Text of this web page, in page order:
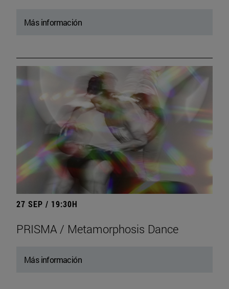
Más información
27 SEP / 19:30H
PRISMA / Metamorphosis Dance
Más información